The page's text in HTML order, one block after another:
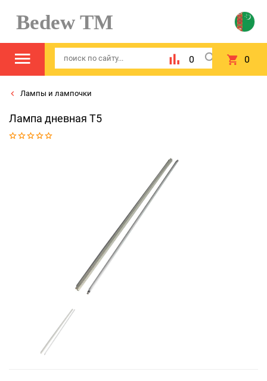
Bedew TM
0 0
Лампы и лампочки
Лампа дневная T5